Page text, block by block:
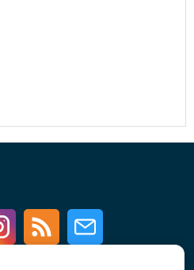
InstagramRSS Newsletter